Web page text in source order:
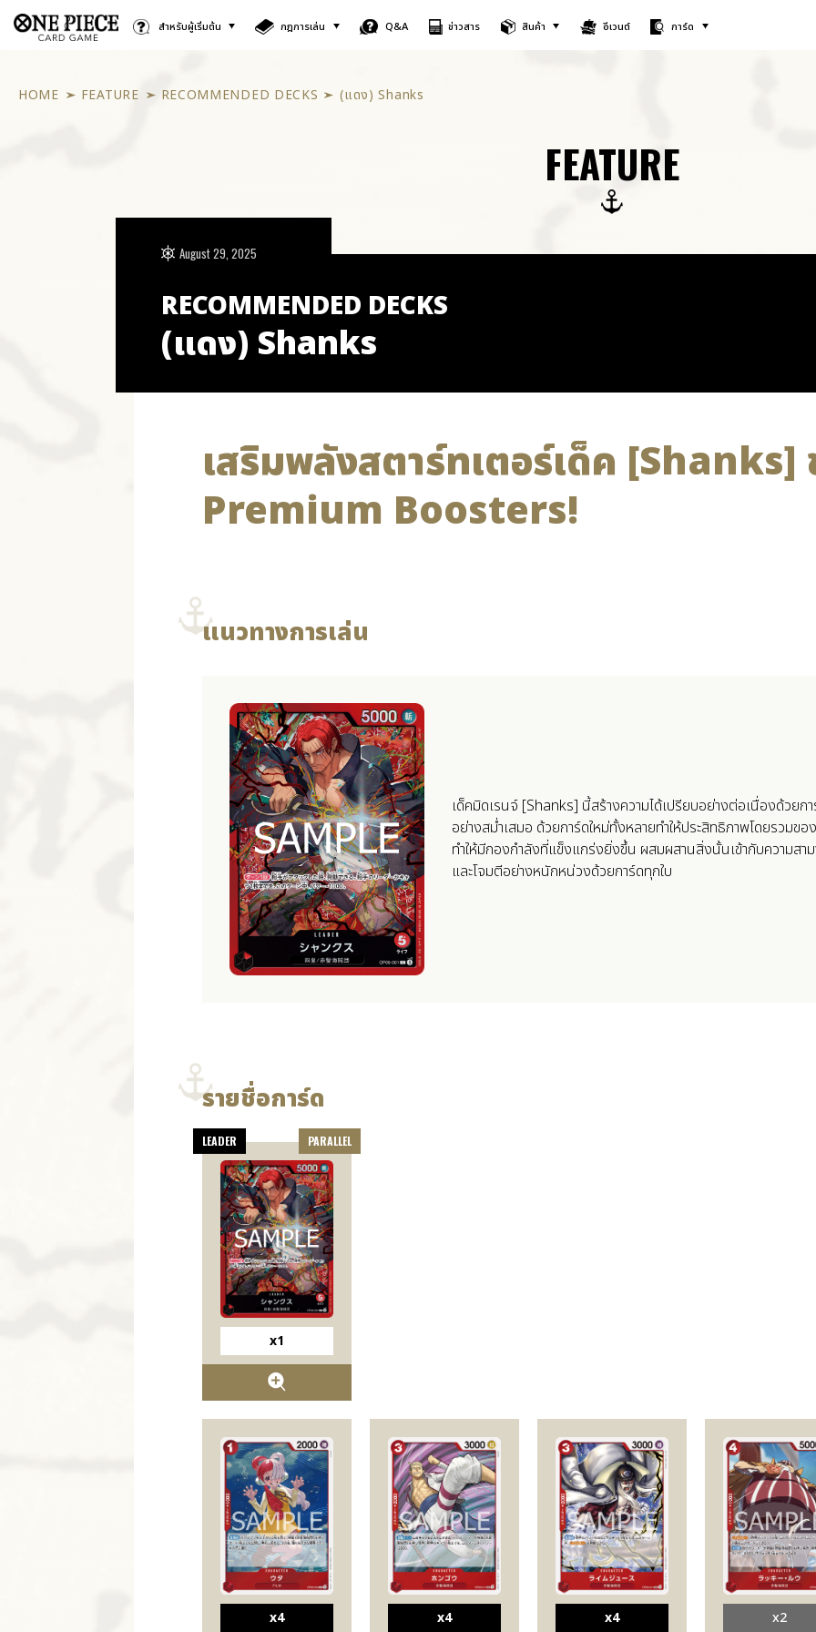
สำหรับผู้เริ่มต้น กฎการเล่น Q&A ข่าวสาร สินค้า อีเวนต์ การ์ด
HOME FEATURE RECOMMENDED DECKS (แดง) Shanks
FEATURE
RECOMMENDED DECKS
(แดง) Shanks
August 29, 2025
เสริมพลังสตาร์ทเตอร์เด็ค
Premium Boosters!
แนวทางการเล่น
เด็คมิดเรนจ์ [Shanks] นี้สร้างความได้เปรียบอย่างต่อเนื่องด้วยก
อย่างสม่ำเสมอ ด้วยการ์ดใหม่ทั้งหลายทำให้ประสิทธิภาพโดยรวมข
ทำให้มีกองกำลังที่แข็งแกร่งยิ่งขึ้น ผสมผสานสิ่งนั้นเข้ากับความสา
และโจมตีอย่างหนักหน่วงด้วยการ์ดทุกใบ
รายชื่อการ์ด
x1
x4 x4 x4 x2